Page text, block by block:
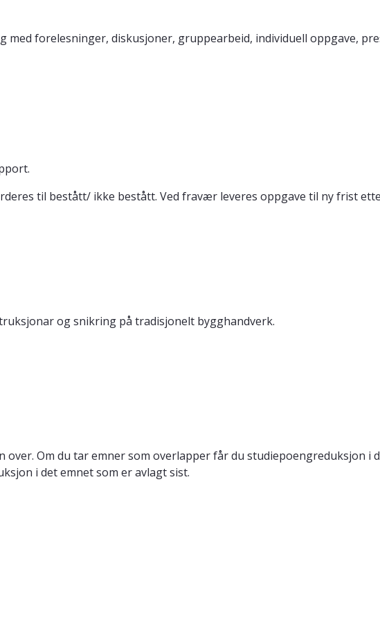
forelesninger, diskusjoner, gruppearbeid, individuell oppgave,
til bestått/ ikke bestått. Ved fravær leveres oppgave til ny frist
og snikring på tradisjonelt bygghandverk.
over. Om du tar emner som overlapper får du studiepoengreduksjon i
i det emnet som er avlagt sist.